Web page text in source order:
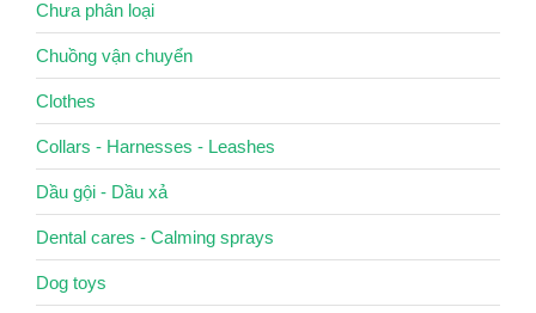
Chưa phân loại
Chuồng vận chuyển
Clothes
Collars - Harnesses - Leashes
Dầu gội - Dầu xả
Dental cares - Calming sprays
Dog toys